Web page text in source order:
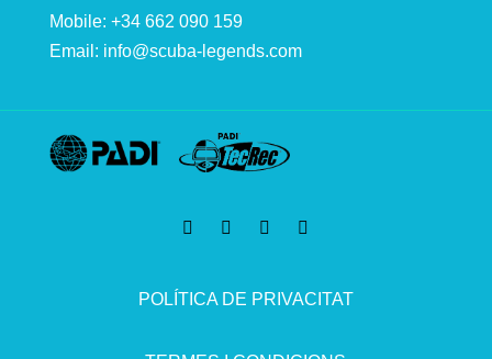
Mobile: +34 662 090 159
Email: info@scuba-legends.com
POLÍTICA DE PRIVACITAT